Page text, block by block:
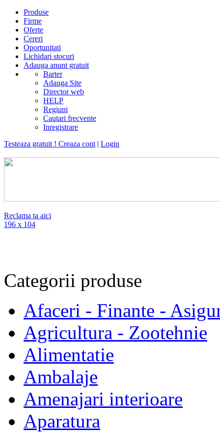
Produse
Firme
Oferte
Cereri
Oportunitati
Lichidari stocuri
Adauga anunt gratuit
Barter
Adauga Site
Director web
HELP
Regiuni
Cautari frecvente
Inregistrare
Testeaza gratuit ! Creaza cont | Login
Reclama ta aici
196 x 104
Categorii produse
Afaceri - Finante -
Agricultura - Zootehnie
Alimentatie
Ambalaje
Amenajari interioare
Aparatura